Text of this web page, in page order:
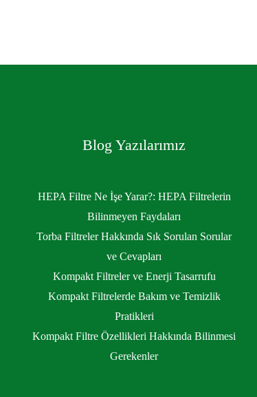
Blog Yazılarımız
HEPA Filtre Ne İşe Yarar?: HEPA Filtrelerin
Bilinmeyen Faydaları
Torba Filtreler Hakkında Sık Sorulan Sorular
ve Cevapları
Kompakt Filtreler ve Enerji Tasarrufu
Kompakt Filtrelerde Bakım ve Temizlik
Pratikleri
Kompakt Filtre Özellikleri Hakkında Bilinmesi
Gerekenler